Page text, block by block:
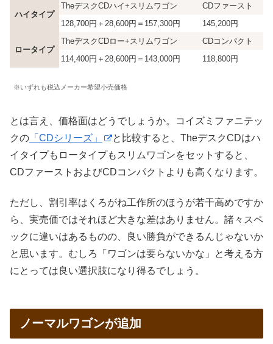
ハイタイプ
TheデスクCDハイ+スリムワゴン
CDファースト
128,700円＋28,600円＝157,300円
145,200円
ロータイプ
TheデスクCDロー+スリムワゴン
CDコンパクト
114,400円＋28,600円＝143,000円
118,800円
※いずれも税込メーカー希望小売価格
とは言え、価格面はどうでしょうか。コイズミファニテッ
クの 「CDシリーズ」
と比較すると、TheデスクCDはハ
イタイプもロータイプもスリムワゴンをセットすると、
CDファーストおよびCDコンパクトよりも高くなります。
ただし、割引率はくろがね工作所のほうが若干高めですか
ら、実売価ではそれほど大きな差はありません。諸々スペ
ックに違いはあるものの、良い勝負ができるんじゃないか
と思います。むしろ「ワゴンは要らないかな」と考える方
にとっては良い選択肢になり得るでしょう。
ノーマルワゴンが追加